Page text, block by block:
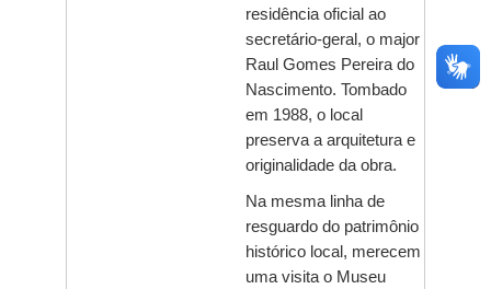
residência oficial ao
secretário-geral, o major
Raul Gomes Pereira do
Nascimento. Tombado
em 1988, o local
preserva a arquitetura e
originalidade da obra.
Na mesma linha de
resguardo do patrimônio
histórico local, merecem
uma visita o Museu